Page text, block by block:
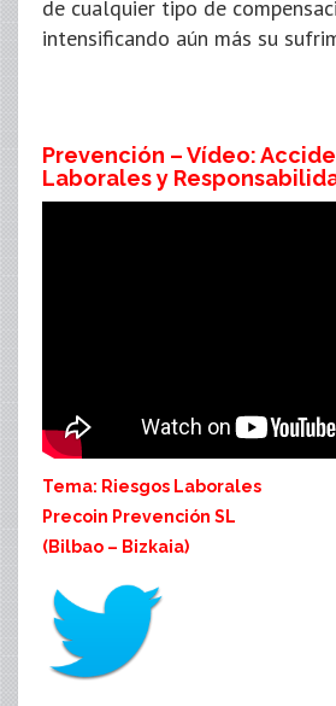
de cualquier tipo de
intensificando aún más su
Prevención – Vídeo:
Laborales y
Tema: Riesgos Laborales
Precoin Prevención SL
(Bilbao – Bizkaia)